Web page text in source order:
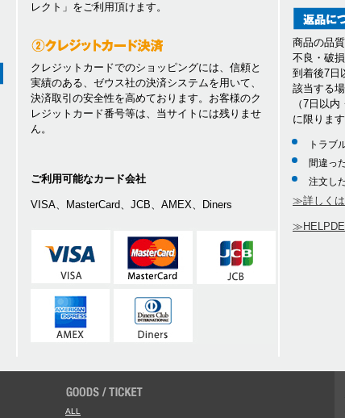
レクト」をご利用頂けます。
クレジットカードでのショッピングには、信頼と
実績のある、ゼウス社の決済システムを用いて、
決済取引の安全性を高めております。お客様のク
レジットカード番号等は、当サイトには残りませ
ん。
ご利用可能なカード会社
VISA、MasterCard、JCB、AMEX、Diners
商品の品
不良・破
到着後7日
該当する
（7日以
に限ります
トラブ
間違っ
注文し
≫詳しくは
ALL